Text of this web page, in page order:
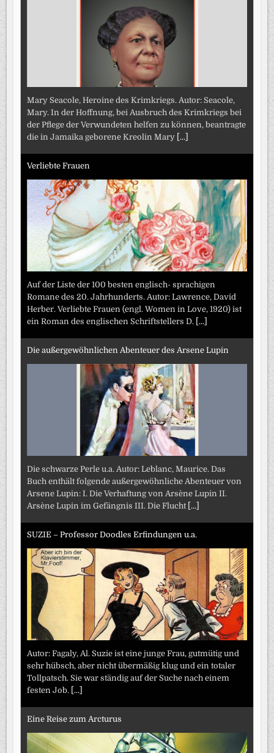
Mary Seacole, Heroine des Krimkriegs. Autor: Seacole,
Mary. In der Hoffnung, bei Ausbruch des Krimkriegs bei
der Pflege der Verwundeten helfen zu können, beantragte
die in Jamaika geborene Kreolin Mary [...]
Verliebte Frauen
Auf der Liste der 100 besten englisch- sprachigen
Romane des 20. Jahrhunderts. Autor: Lawrence, David
Herber. Verliebte Frauen (engl. Women in Love, 1920) ist
ein Roman des englischen Schriftstellers D. [...]
Die außergewöhnlichen Abenteuer des Arsene Lupin
Die schwarze Perle u.a. Autor: Leblanc, Maurice. Das
Buch enthält folgende außergewöhnliche Abenteuer von
Arsene Lupin: I. Die Verhaftung von Arsène Lupin II.
Arsène Lupin im Gefängnis III. Die Flucht [...]
SUZIE – Professor Doodles Erfindungen u.a.
Autor: Fagaly, Al. Suzie ist eine junge Frau, gutmütig und
sehr hübsch, aber nicht übermäßig klug und ein totaler
Tollpatsch. Sie war ständig auf der Suche nach einem
festen Job. [...]
Eine Reise zum Arcturus